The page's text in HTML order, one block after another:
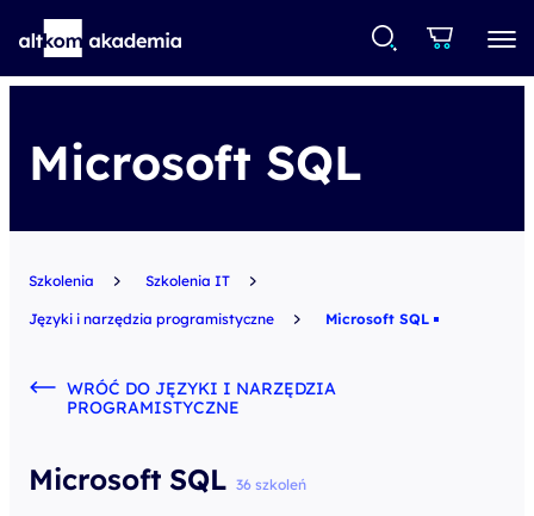
Microsoft SQL
Szkolenia Szkolenia IT
Języki i narzędzia programistyczne Microsoft SQL
WRÓĆ DO JĘZYKI I NARZĘDZIA
PROGRAMISTYCZNE
Microsoft SQL 36 szkoleń